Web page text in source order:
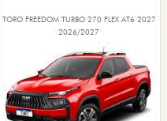
TORO FREEDOM TURBO 270 FLEX AT6 2027
2026/2027